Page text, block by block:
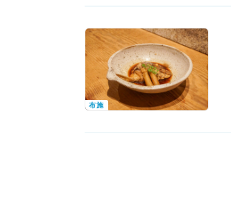
布施